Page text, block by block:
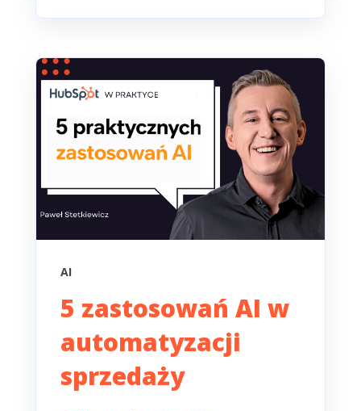
AI
5 zastosowań AI w
automatyzacji
sprzedaży